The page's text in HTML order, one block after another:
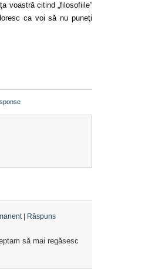
voastră citind „filosofiile”
ca voi să nu puneţi
| Răspuns
să mai regăsesc